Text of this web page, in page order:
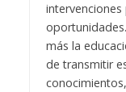
más la
de transmitir